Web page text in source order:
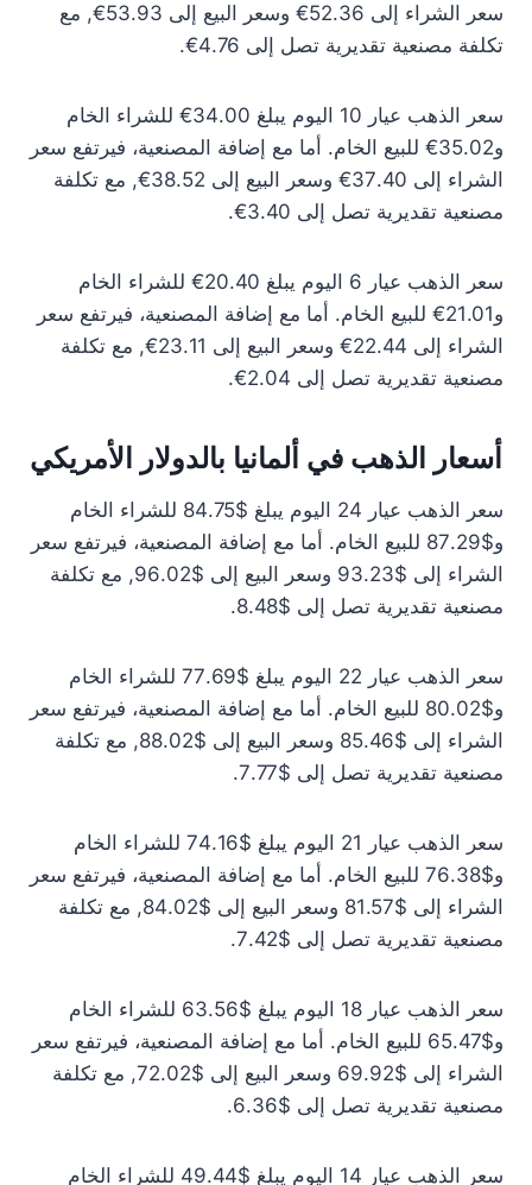
سعر الشراء إلى 52.36€ وسعر البيع إلى 53.93€, مع
تكلفة مصنعية تقديرية تصل إلى 4.76€.
سعر الذهب عيار 10 اليوم يبلغ 34.00€ للشراء الخام
و35.02€ للبيع الخام. أما مع إضافة المصنعية، فيرتفع سعر
الشراء إلى 37.40€ وسعر البيع إلى 38.52€, مع تكلفة
مصنعية تقديرية تصل إلى 3.40€.
سعر الذهب عيار 6 اليوم يبلغ 20.40€ للشراء الخام
و21.01€ للبيع الخام. أما مع إضافة المصنعية، فيرتفع سعر
الشراء إلى 22.44€ وسعر البيع إلى 23.11€, مع تكلفة
مصنعية تقديرية تصل إلى 2.04€.
أسعار الذهب في ألمانيا بالدولار الأمريكي
سعر الذهب عيار 24 اليوم يبلغ $84.75 للشراء الخام
و$87.29 للبيع الخام. أما مع إضافة المصنعية، فيرتفع سعر
الشراء إلى $93.23 وسعر البيع إلى $96.02, مع تكلفة
مصنعية تقديرية تصل إلى $8.48.
سعر الذهب عيار 22 اليوم يبلغ $77.69 للشراء الخام
و$80.02 للبيع الخام. أما مع إضافة المصنعية، فيرتفع سعر
الشراء إلى $85.46 وسعر البيع إلى $88.02, مع تكلفة
مصنعية تقديرية تصل إلى $7.77.
سعر الذهب عيار 21 اليوم يبلغ $74.16 للشراء الخام
و$76.38 للبيع الخام. أما مع إضافة المصنعية، فيرتفع سعر
الشراء إلى $81.57 وسعر البيع إلى $84.02, مع تكلفة
مصنعية تقديرية تصل إلى $7.42.
سعر الذهب عيار 18 اليوم يبلغ $63.56 للشراء الخام
و$65.47 للبيع الخام. أما مع إضافة المصنعية، فيرتفع سعر
الشراء إلى $69.92 وسعر البيع إلى $72.02, مع تكلفة
مصنعية تقديرية تصل إلى $6.36.
سعر الذهب عيار 14 اليوم يبلغ $49.44 للشراء الخام